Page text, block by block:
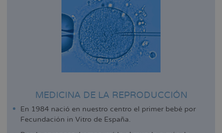
MEDICINA DE LA REPRODUCCIÓN
En 1984 nació en nuestro centro el primer bebé por
Fecundación in Vitro de España.